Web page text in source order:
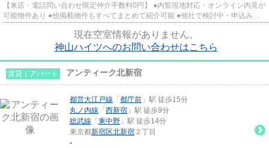
【来店・電話問い合わせ限定仲介手数料0円】 ●内覧現地対応・オンライン内見が
可能物件あり ●他掲載物件もすべてまとめて紹介可能 ●他社で検討中・申込み済
現在空室情報がありません。
神山ハイツへのお問い合わせはこちら
賃貸｜アパート アンティーク北新宿
都営大江戸線 「 都庁前 」駅 徒歩15分
丸ノ内線 「 西新宿 」駅 徒歩9分
総武線 「 東中野 」駅 徒歩14分
東京都新宿区北新宿 ２丁目
-